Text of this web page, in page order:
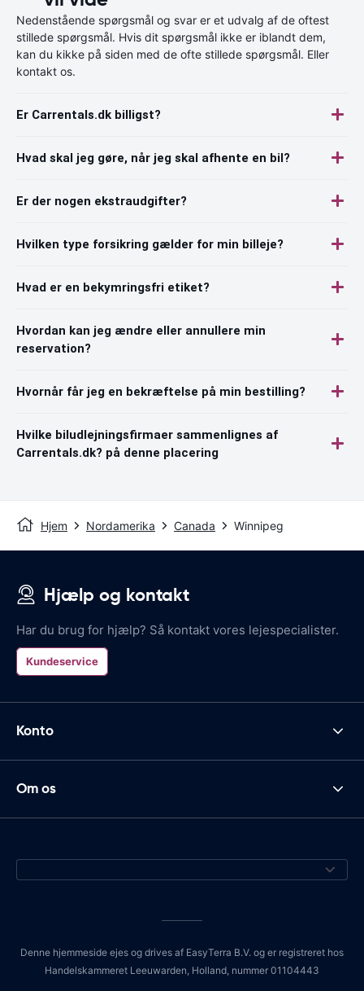
Nedenstående spørgsmål og svar er et udvalg af de oftest
stillede spørgsmål. Hvis dit spørgsmål ikke er iblandt dem,
kan du kikke på siden med de ofte stillede spørgsmål. Eller
kontakt os.
Er Carrentals.dk billigst?
Hvad skal jeg gøre, når jeg skal afhente en bil?
Er der nogen ekstraudgifter?
Hvilken type forsikring gælder for min billeje?
Hvad er en bekymringsfri etiket?
Hvordan kan jeg ændre eller annullere min
reservation?
Hvornår får jeg en bekræftelse på min bestilling?
Hvilke biludlejningsfirmaer sammenlignes af
Carrentals.dk? på denne placering
Hjem Nordamerika Canada Winnipeg
Hjælp og kontakt
Har du brug for hjælp? Så kontakt vores lejespecialister.
Kundeservice
Konto
Om os
Denne hjemmeside ejes og drives af EasyTerra B.V. og er registreret hos
Handelskammeret Leeuwarden, Holland, nummer 01104443